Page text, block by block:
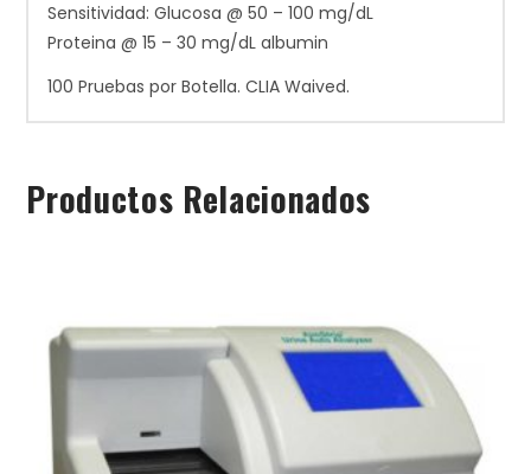
Sensitividad: Glucosa @ 50 – 100 mg/dL
Proteina @ 15 – 30 mg/dL albumin
100 Pruebas por Botella. CLIA Waived.
Productos Relacionados